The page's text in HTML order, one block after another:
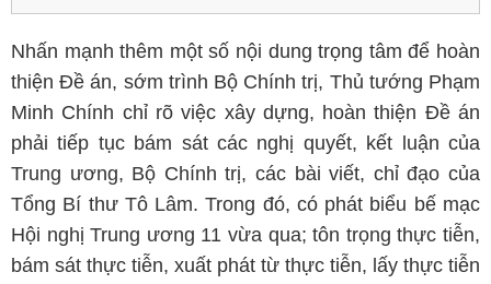
Nhấn mạnh thêm một số nội dung trọng tâm để hoàn
thiện Đề án, sớm trình Bộ Chính trị, Thủ tướng Phạm
Minh Chính chỉ rõ việc xây dựng, hoàn thiện Đề án
phải tiếp tục bám sát các nghị quyết, kết luận của
Trung ương, Bộ Chính trị, các bài viết, chỉ đạo của
Tổng Bí thư Tô Lâm. Trong đó, có phát biểu bế mạc
Hội nghị Trung ương 11 vừa qua; tôn trọng thực tiễn,
bám sát thực tiễn, xuất phát từ thực tiễn, lấy thực tiễn